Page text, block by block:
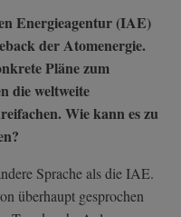
Energieagentur (IAE)
der Atomenergie.
Pläne zum
die weltweite
Wie kann es zu
Sprache als die IAE.
überhaupt gesprochen